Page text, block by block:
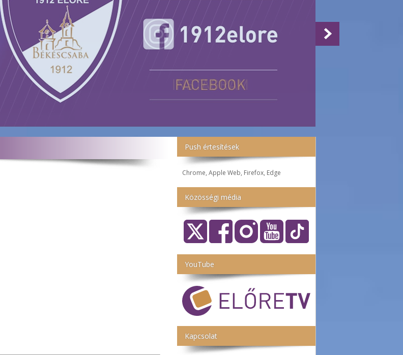
Push értesítések
Chrome, Apple Web, Firefox, Edge
Közösségi média
YouTube
Kapcsolat